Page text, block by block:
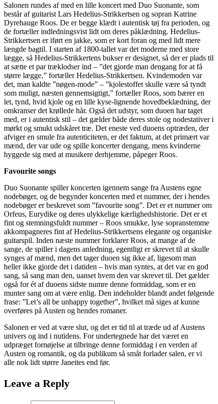
Salonen rundes af med en lille koncert med Duo Suonante, som
består af guitarist Lars Hedelius-Strikkertsen og sopran Katrine
Dyrehauge Roos. De er begge klædt i autentisk tøj fra perioden, og
de fortæller indledningsvist lidt om deres påklædning. Hedelius-
Strikkertsen er iført en jakke, som er kort foran og med lidt mere
længde bagtil. I starten af 1800-tallet var det moderne med store
lægge, så Hedelius-Strikkertens bukser er designet, så der er plads til
at sætte et par træklodser ind – ”det gjorde man dengang for at få
større lægge,” fortæller Hedelius-Strikkertsen. Kvindemoden var
det, man kaldte ”nøgen-mode” – ”kjolestoffet skulle være så tyndt
som muligt, næsten gennemsigtigt,” fortæller Roos, som bærer en
let, tynd, hvid kjole og en lille kyse-lignende hovedbeklædning, der
omkranser det krøllede hår. Også det udstyr, som duoen har taget
med, er i autentisk stil – det gælder både deres stole og nodestativer i
mørkt og smukt udskåret træ. Det eneste ved duoens optræden, der
afviger en smule fra autenticiteten, er det faktum, at det primært var
mænd, der var ude og spille koncerter dengang, mens kvinderne
hyggede sig med at musikere derhjemme, påpeger Roos.
Favourite songs
Duo Suonante spiller koncerten igennem sange fra Austens egne
nodebøger, og de begynder koncerten med et nummer, der i hendes
nodebøger er beskrevet som ”favourite song”. Det er et nummer om
Orfeus, Eurydike og deres ulykkelige kærlighedshistorie. Det er et
fint og stemningsfuldt nummer – Roos smukke, lyse sopranstemme
akkompagneres fint af Hedelius-Strikkertsens elegante og organiske
guitarspil. Inden næste nummer forklarer Roos, at mange af de
sange, de spiller i dagens anledning, egentligt er skrevet til at skulle
synges af mænd, men det tager duoen sig ikke af, ligesom man
heller ikke gjorde det i datiden – hvis man syntes, at det var en god
sang, så sang man den, uanset hvem den var skrevet til. Det gælder
også for ét af duoens sidste numre denne formiddag, som er en
munter sang om at være enlig. Den indeholder blandt andet følgende
frase: ”Let’s all be unhappy together”, hvilket må siges at kunne
overføres på Austen og hendes romaner.
Salonen er ved at være slut, og det er tid til at træde ud af Austens
univers og ind i nutidens. For undertegnede har det været en
udpræget fornøjelse at tilbringe denne formiddag i en verden af
Austen og romantik, og da publikum så småt forlader salen, er vi
alle nok lidt større Janeites end før.
Leave a Reply